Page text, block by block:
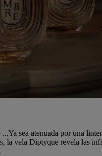
sea atenuada por una
la vela Diptyque revela las